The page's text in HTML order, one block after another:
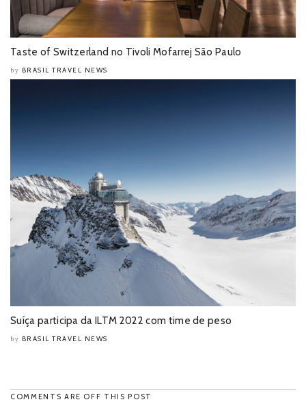
Taste of Switzerland no Tivoli Mofarrej São Paulo
by BRASIL TRAVEL NEWS
Suíça participa da ILTM 2022 com time de peso
by BRASIL TRAVEL NEWS
COMMENTS ARE OFF THIS POST